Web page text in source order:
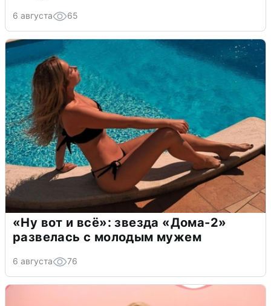
6 августа 65
«Ну вот и всё»: звезда «Дома-2»
развелась с молодым мужем
6 августа 76